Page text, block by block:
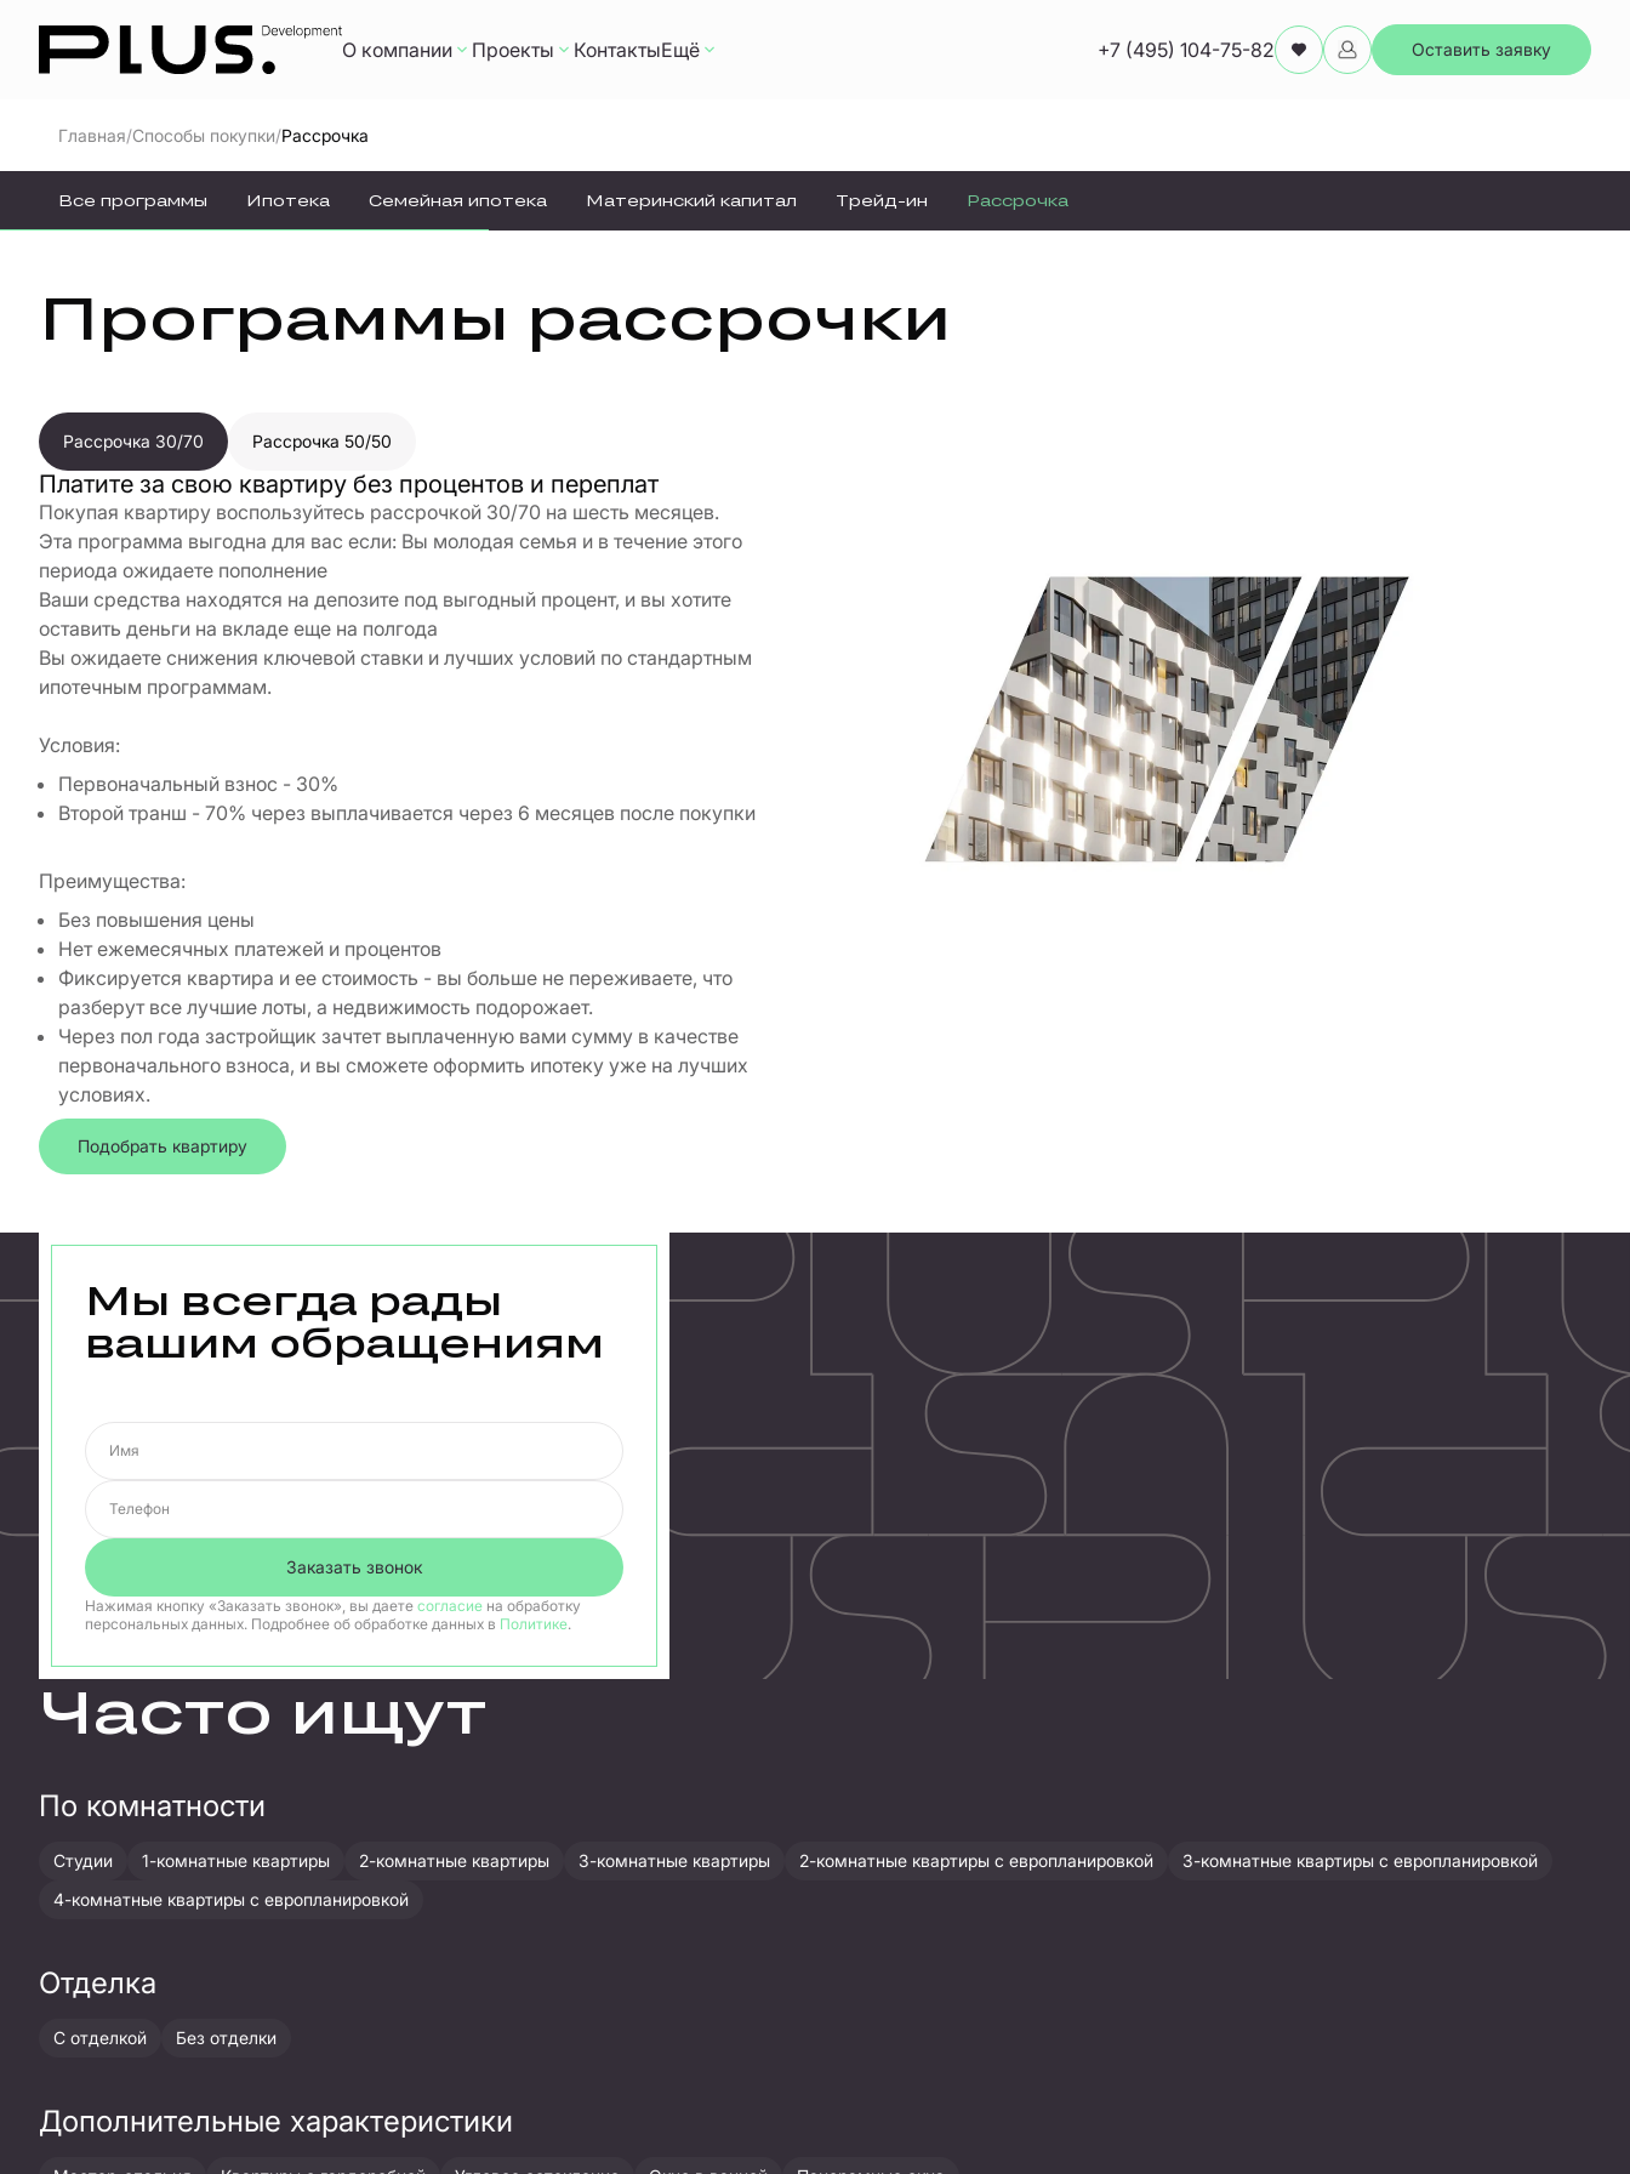
О компании Проекты КонтактыЕщё +7 (495) 104-75-82 Оставить заявку
Главная/Способы покупки/Рассрочка
Все программы Ипотека Семейная ипотека Материнский капитал Трейд-ин Рассрочка
Программы рассрочки
Рассрочка 30/70 Рассрочка 50/50
Платите за свою квартиру без процентов и переплат
Покупая квартиру воспользуйтесь рассрочкой 30/70 на шесть месяцев.
Эта программа выгодна для вас если: Вы молодая семья и в течение этого
периода ожидаете пополнение
Ваши средства находятся на депозите под выгодный процент, и вы хотите
оставить деньги на вкладе еще на полгода
Вы ожидаете снижения ключевой ставки и лучших условий по стандартным
ипотечным программам.
Условия:
Первоначальный взнос - 30%
Второй транш - 70% через выплачивается через 6 месяцев после покупки
Преимущества:
Без повышения цены
Нет ежемесячных платежей и процентов
Фиксируется квартира и ее стоимость - вы больше не переживаете, что
разберут все лучшие лоты, а недвижимость подорожает.
Через пол года застройщик зачтет выплаченную вами сумму в качестве
первоначального взноса, и вы сможете оформить ипотеку уже на лучших
условиях.
Подобрать квартиру
Мы всегда рады
вашим обращениям
Имя
Телефон
Заказать звонок
Нажимая кнопку Заказать звонок , вы даете согласие на обработку
персональных данных. Подробнее об обработке данных в Политике.
Часто ищут
По комнатности
Студии 1-комнатные квартиры 2-комнатные квартиры 3-комнатные квартиры 2-комнатные квартиры с европланировкой
3-комнатные квартиры с европланировкой
4-комнатные квартиры с европланировкой
Отделка
С отделкой Без отделки
Дополнительные характеристики